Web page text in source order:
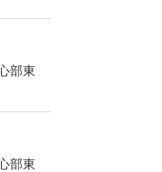
部東
部東